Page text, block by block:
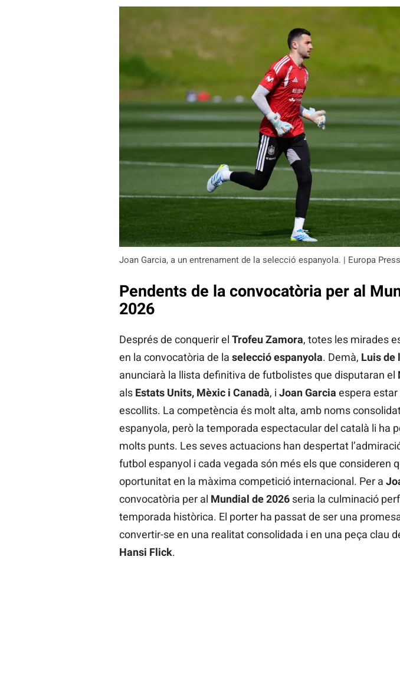
Joan Garcia, a un entrenament de la selecció espanyola. | Europa Press
Pendents de la convocatòria per al
2026
Després de conquerir el Trofeu Zamora, totes les mirades
en la convocatòria de la selecció espanyola. Demà, Luis de
anunciarà la llista definitiva de futbolistes que disputaran el
als Estats Units, Mèxic i Canadà, i Joan Garcia espera
escollits. La competència és molt alta, amb noms
espanyola, però la temporada espectacular del català li ha
molts punts. Les seves actuacions han despertat
futbol espanyol i cada vegada són més els que consideren
oportunitat en la màxima competició internacional. Per a
convocatòria per al Mundial de 2026seria la culminació
temporada històrica. El porter ha passat de ser una
convertir-se en una realitat consolidada i en una peça clau
Hansi Flick.